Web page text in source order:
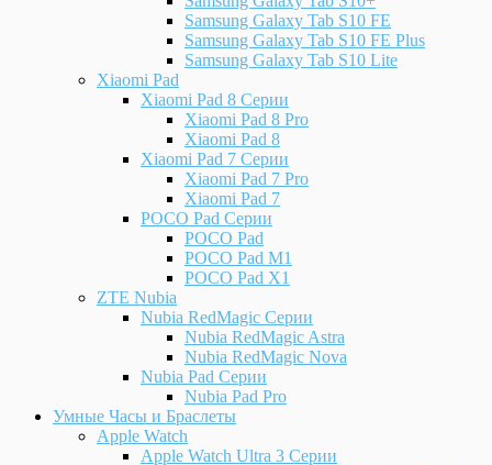
Samsung Galaxy Tab S10 FE
Samsung Galaxy Tab S10 FE Plus
Samsung Galaxy Tab S10 Lite
Xiaomi Pad
Xiaomi Pad 8 Серии
Xiaomi Pad 8 Pro
Xiaomi Pad 8
Xiaomi Pad 7 Серии
Xiaomi Pad 7 Pro
Xiaomi Pad 7
POCO Pad Серии
POCO Pad
POCO Pad M1
POCO Pad X1
ZTE Nubia
Nubia RedMagic Серии
Nubia RedMagic Astra
Nubia RedMagic Nova
Nubia Pad Серии
Nubia Pad Pro
Умные Часы и Браслеты
Apple Watch
Apple Watch Ultra 3 Серии